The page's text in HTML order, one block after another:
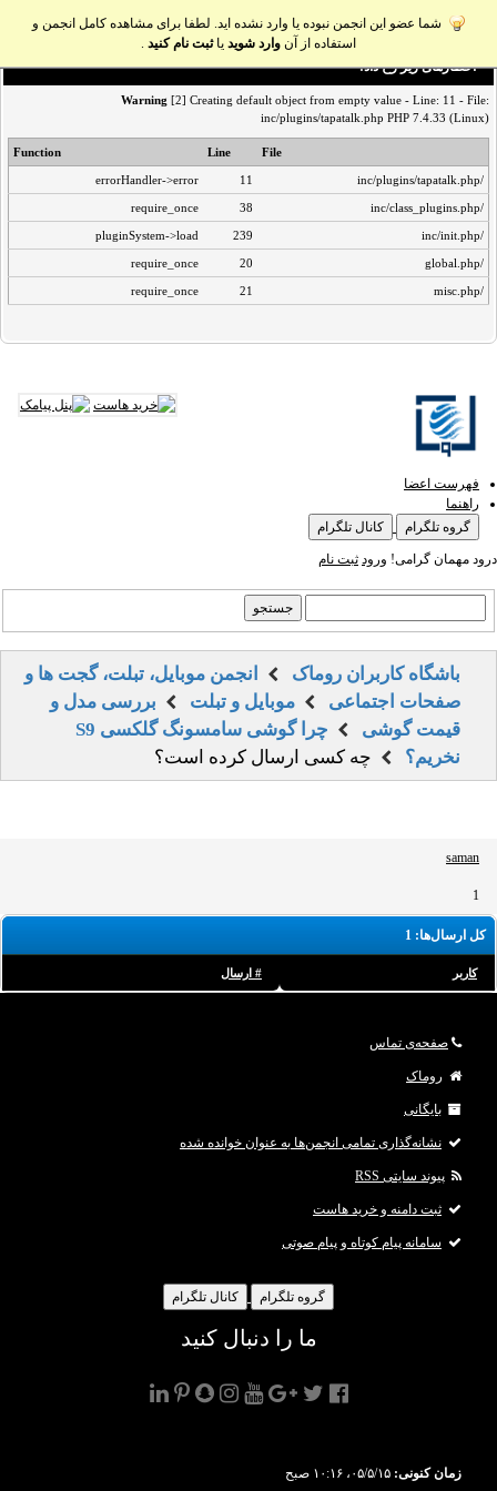
شما عضو این انجمن نبوده یا وارد نشده اید. لطفا برای مشاهده کامل انجمن و
استفاده از آن وارد شوید یاثبت نام کنید .
اخطار‌های زیر رخ داد:
Warning [2] Creating default object from empty value - Line: 11 - File:
inc/plugins/tapatalk.php PHP 7.4.33 (Linux)
File
Line
Function
/inc/plugins/tapatalk.php
11
errorHandler->error
/inc/class_plugins.php
38
require_once
/inc/init.php
239
pluginSystem->load
/global.php
20
require_once
/misc.php
21
require_once
فهرست اعضا
راهنما
گروه تلگرام
کانال تلگرام
درود مهمان گرامی! ورود ثبت نام
باشگاه کاربران روماک
انجمن موبایل، تبلت، گجت ها و
صفحات اجتماعی
موبایل و تبلت
بررسی مدل و
قیمت گوشی
چرا گوشی سامسونگ گلکسی S9
نخریم؟
چه کسی ارسال کرده است؟
saman
1
کل ارسال‌ها: 1
کاربر # ارسال
صفحه‌ی تماس
روماک
بایگانی
نشانه‌گذاری تمامی انجمن‌ها به عنوان خوانده شده
پیوند سایتی RSS
ثبت دامنه و خرید هاست
سامانه پیام کوتاه و پیام صوتی
گروه تلگرام کانال تلگرام
ما را دنبال کنید
زمان کنونی: ۰۵/۵/۱۵، ۱۰:۱۶ صبح